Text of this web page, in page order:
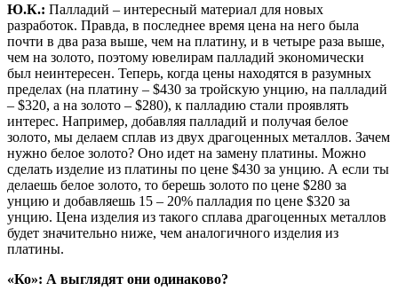
Ю.К.: Палладий – интересный материал для новых
разработок. Правда, в последнее время цена на него была
почти в два раза выше, чем на платину, и в четыре раза выше,
чем на золото, поэтому ювелирам палладий экономически
был неинтересен. Теперь, когда цены находятся в разумных
пределах (на платину – $430 за тройскую унцию, на палладий
– $320, а на золото – $280), к палладию стали проявлять
интерес. Например, добавляя палладий и получая белое
золото, мы делаем сплав из двух драгоценных металлов. Зачем
нужно белое золото? Оно идет на замену платины. Можно
сделать изделие из платины по цене $430 за унцию. А если ты
делаешь белое золото, то берешь золото по цене $280 за
унцию и добавляешь 15 – 20% палладия по цене $320 за
унцию. Цена изделия из такого сплава драгоценных металлов
будет значительно ниже, чем аналогичного изделия из
платины.
«Ко»: А выглядят они одинаково?